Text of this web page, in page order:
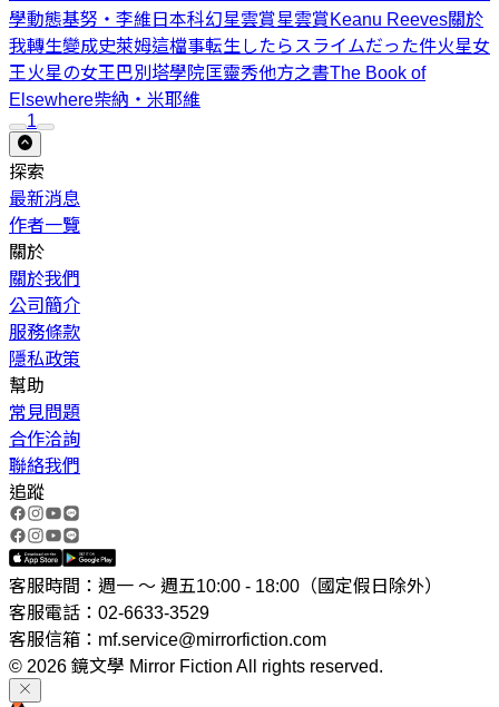
學動態基努‧李維 日本科幻星雲賞星雲賞Keanu Reeves關於
我轉生變成史萊姆這檔事転生したらスライムだった件火星女
王 火星の女王 巴別塔學院匡靈秀他方之書The Book of
Elsewhere柴納‧米耶維
1
探索
最新消息
作者一覽
關於
關於我們
公司簡介
服務條款
隱私政策
幫助
常見問題
合作洽詢
聯絡我們
追蹤
客服時間：週一 ～ 週五10:00 - 18:00（國定假日除外）
客服電話：02-6633-3529
客服信箱：mf.service@mirrorfiction.com
© 2026 鏡文學 Mirror Fiction All rights reserved.